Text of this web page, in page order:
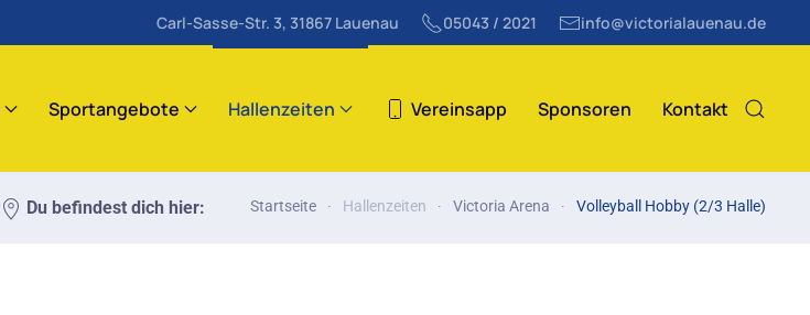
Carl-Sasse-Str. 3, 31867 Lauenau 05043 / 2021 info@victorialauenau.de
Sportangebote Hallenzeiten Vereinsapp Sponsoren Kontakt
Du befindest dich hier: Startseite Hallenzeiten Victoria Arena Volleyball Hobby (2/3 Halle)